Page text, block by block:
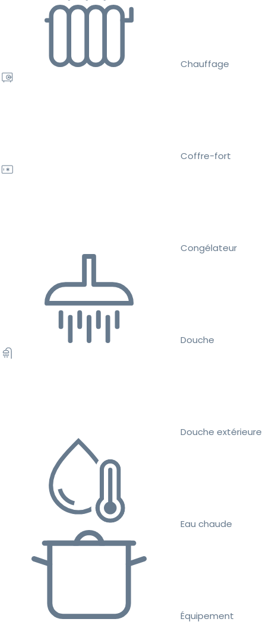
Chauffage
Coffre-fort
Congélateur
Douche
Douche extérieure
Eau chaude
Équipement